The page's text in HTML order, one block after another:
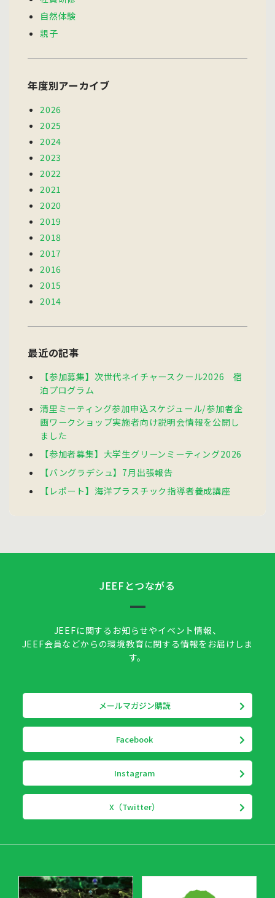
自然体験
親子
年度別アーカイブ
2026
2025
2024
2023
2022
2021
2020
2019
2018
2017
2016
2015
2014
最近の記事
【参加募集】次世代ネイチャースクール2026 宿
泊プログラム
清里ミーティング参加申込スケジュール/参加者企
画ワークショップ実施者向け説明会情報を公開し
ました
【参加者募集】大学生グリーンミーティング2026
【バングラデシュ】7月出張報告
【レポート】海洋プラスチック指導者養成講座
JEEFとつながる
JEEFに関するお知らせやイベント情報、
JEEF会員などからの環境教育に関する情報をお届けしま
す。
メールマガジン購読
Facebook
Instagram
X（Twitter）